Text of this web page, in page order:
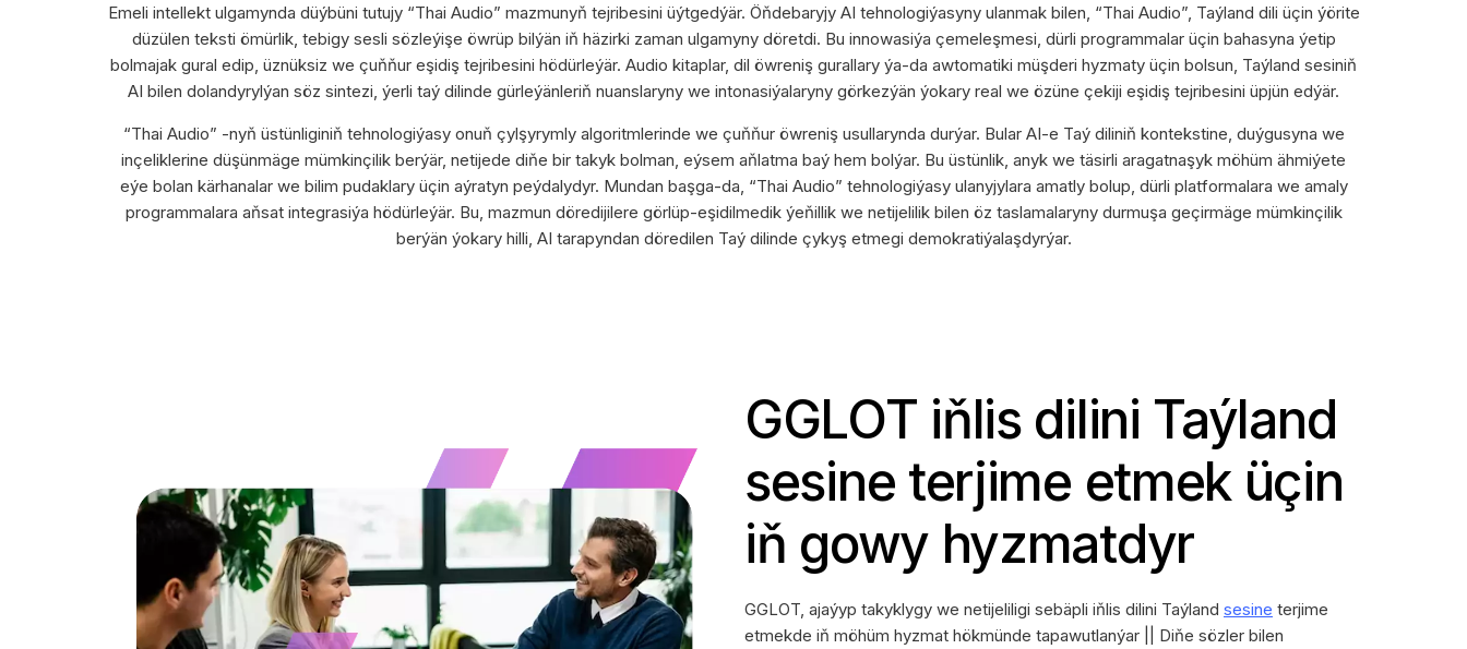
Emeli intellekt ulgamynda düýbüni tutujy “Thai Audio” mazmunyň tejribesini üýtgedýär. Öňdebaryjy AI tehnologiýasyny ulanmak bilen, “Thai Audio”, Taýland dili üçin ýörite
düzülen teksti ömürlik, tebigy sesli sözleýişe öwrüp bilýän iň häzirki zaman ulgamyny döretdi. Bu innowasiýa çemeleşmesi, dürli programmalar üçin bahasyna ýetip
bolmajak gural edip, üznüksiz we çuňňur eşidiş tejribesini hödürleýär. Audio kitaplar, dil öwreniş gurallary ýa-da awtomatiki müşderi hyzmaty üçin bolsun, Taýland sesiniň
AI bilen dolandyrylýan söz sintezi, ýerli taý dilinde gürleýänleriň nuanslaryny we intonasiýalaryny görkezýän ýokary real we özüne çekiji eşidiş tejribesini üpjün edýär.
“Thai Audio” -nyň üstünliginiň tehnologiýasy onuň çylşyrymly algoritmlerinde we çuňňur öwreniş usullarynda durýar. Bular AI-e Taý diliniň kontekstine, duýgusyna we
inçeliklerine düşünmäge mümkinçilik berýär, netijede diňe bir takyk bolman, eýsem aňlatma baý hem bolýar. Bu üstünlik, anyk we täsirli aragatnaşyk möhüm ähmiýete
eýe bolan kärhanalar we bilim pudaklary üçin aýratyn peýdalydyr. Mundan başga-da, “Thai Audio” tehnologiýasy ulanyjylara amatly bolup, dürli platformalara we amaly
programmalara aňsat integrasiýa hödürleýär. Bu, mazmun döredijilere görlüp-eşidilmedik ýeňillik we netijelilik bilen öz taslamalaryny durmuşa geçirmäge mümkinçilik
berýän ýokary hilli, AI tarapyndan döredilen Taý dilinde çykyş etmegi demokratiýalaşdyrýar.
GGLOT iňlis dilini Taýland
sesine terjime etmek üçin
iň gowy hyzmatdyr
GGLOT, ajaýyp takyklygy we netijeliligi sebäpli iňlis dilini Taýland sesine terjime
etmekde iň möhüm hyzmat hökmünde tapawutlanýar || Diňe sözler bilen